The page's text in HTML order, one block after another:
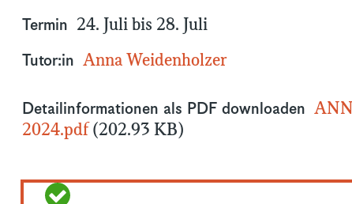
Termin 24. Juli bis 28. Juli
Tutor:in Anna Weidenholzer
Detailinformationen als PDF downloaden
Dokument
2024.pdf (202.93 KB)